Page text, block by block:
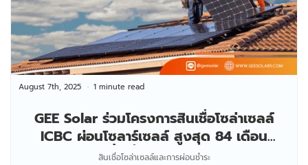
GEE Solar ร่วมโครงการสินเชื่อโซล่าเซลล์
ICBC ผ่อนโซลาร์เซลล์ สูงสุด 84 เดือน
พร้อมดอกเบี้ยต่ำ เริ่มต้นเพียง 0.99%
August 7th, 2025 1 minute read
สินเชื่อโซล่าเซลล์และการผ่อนชำระ